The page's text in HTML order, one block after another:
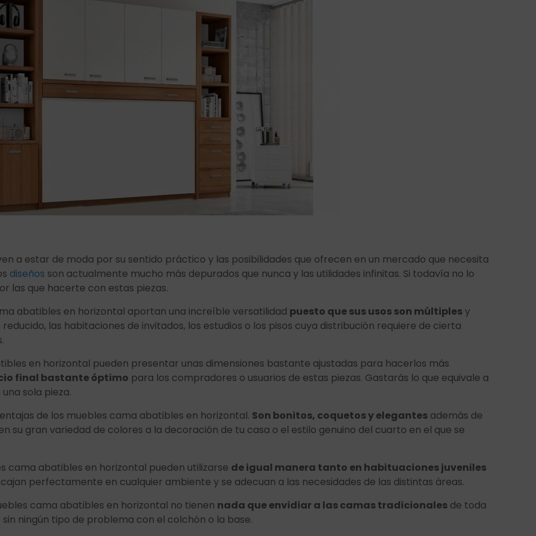
a estar de moda por su sentido práctico y las posibilidades que ofrecen en un mercado que necesita
diseños son actualmente mucho más depurados que nunca y las utilidades infinitas. Si todavía no lo
las que hacerte con estas piezas.
abatibles en horizontal aportan una increíble versatilidad puesto que sus usos son múltiplesy
las habitaciones de invitados, los estudios o los pisos cuya distribución requiere de cierta
en horizontal pueden presentar unas dimensiones bastante ajustadas para hacerlos más
final bastante óptimo para los compradores o usuarios de estas piezas. Gastarás lo que equivale a
sola pieza.
de los muebles cama abatibles en horizontal. Son bonitos, coquetos y elegantes además de
su gran variedad de colores a la decoración de tu casa o el estilo genuino del cuarto en el que se
cama abatibles en horizontal pueden utilizarse de igual manera tanto en habituaciones juveniles
perfectamente en cualquier ambiente y se adecuan a las necesidades de las distintas áreas.
cama abatibles en horizontal no tienen nada que envidiar a las camas tradicionales de toda
ningún tipo de problema con el colchón o la base.